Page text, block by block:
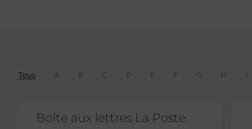
Tous A B C D E F G H
Boîte aux lettres La Poste